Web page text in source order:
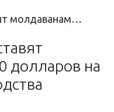
молдаванам…
долларов на